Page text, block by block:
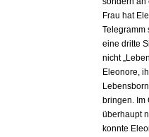
Frau hat
Telegramm
eine dritte
nicht
Eleonore,
bringen. Im
überhaupt
konnte